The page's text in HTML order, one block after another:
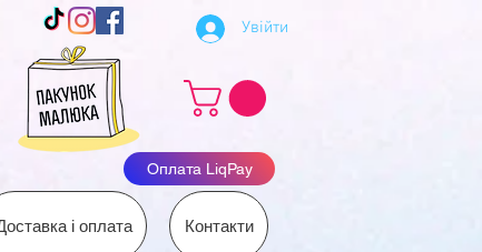
Увійти
Оплата LiqPay
і оплата Контакти